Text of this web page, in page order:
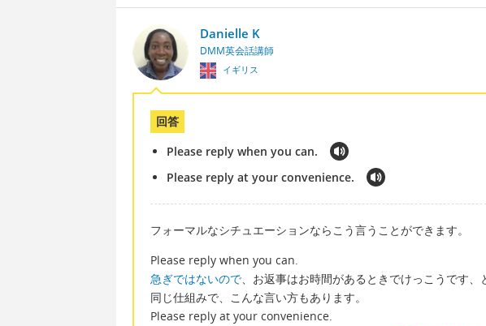
Danielle K
DMM英会話講師
イギリス
回答
Please reply when you can.
Please reply at your convenience.
フォーマルなシチュエーションならこう言うことができます。
Please reply when you can.
急ぎではないので、お返事はお時間があるときでけっこうです、
同じ仕組みで、こんな言い方もあります。
Please reply at your convenience.